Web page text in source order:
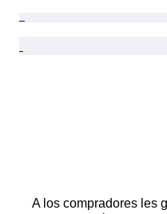
A los compradores les